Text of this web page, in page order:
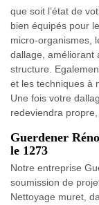
que soit l’état de
bien équipés pour
micro-organismes,
dallage, améliorant
structure.
et les techniques à
Une fois votre
redeviendra
Guerdener
le 1273
Notre entreprise
soumission de
Nettoyage muret,